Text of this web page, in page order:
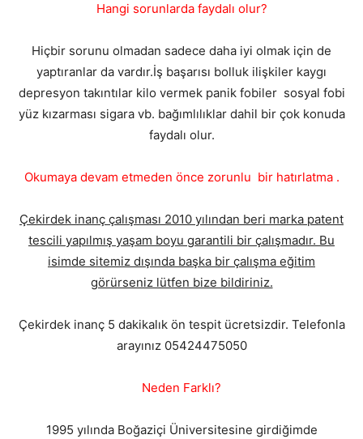
Hangi sorunlarda faydalı olur?
Hiçbir sorunu olmadan sadece daha iyi olmak için de
yaptıranlar da vardır.İş başarısı bolluk ilişkiler kaygı
depresyon takıntılar kilo vermek panik fobiler sosyal fobi
yüz kızarması sigara vb. bağımlılıklar dahil bir çok konuda
faydalı olur.
Okumaya devam etmeden önce zorunlu bir hatırlatma .
Çekirdek inanç çalışması 2010 yılından beri marka patent
tescili yapılmış yaşam boyu garantili bir çalışmadır. Bu
isimde sitemiz dışında başka bir çalışma eğitim
görürseniz lütfen bize bildiriniz.
Çekirdek inanç 5 dakikalık ön tespit ücretsizdir. Telefonla
arayınız 05424475050
Neden Farklı?
1995 yılında Boğaziçi Üniversitesine girdiğimde